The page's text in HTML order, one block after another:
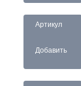
Артикул
Добавить